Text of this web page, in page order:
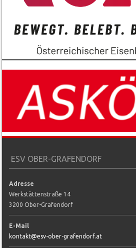
ESV OBER-GRAFENDORF
Adresse
Werkstättenstraße 14
3200 Ober-Grafendorf
E-Mail
kontakt@esv-ober-grafendorf.at